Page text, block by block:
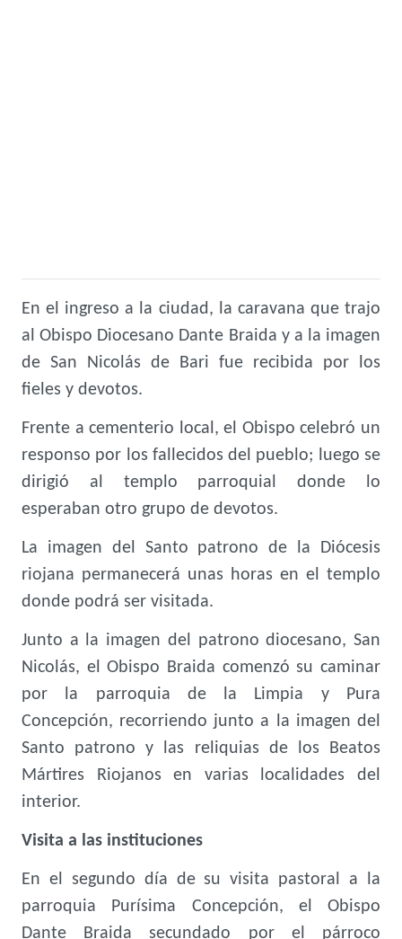
En el ingreso a la ciudad, la caravana que trajo
al Obispo Diocesano Dante Braida y a la imagen
de San Nicolás de Bari fue recibida por los
fieles y devotos.
Frente a cementerio local, el Obispo celebró un
responso por los fallecidos del pueblo; luego se
dirigió al templo parroquial donde lo
esperaban otro grupo de devotos.
La imagen del Santo patrono de la Diócesis
riojana permanecerá unas horas en el templo
donde podrá ser visitada.
Junto a la imagen del patrono diocesano, San
Nicolás, el Obispo Braida comenzó su caminar
por la parroquia de la Limpia y Pura
Concepción, recorriendo junto a la imagen del
Santo patrono y las reliquias de los Beatos
Mártires Riojanos en varias localidades del
interior.
Visita a las instituciones
En el segundo día de su visita pastoral a la
parroquia Purísima Concepción, el Obispo
Dante Braida secundado por el párroco